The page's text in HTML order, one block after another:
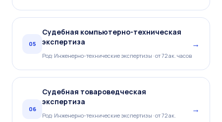
05
Судебная компьютерно-техническая
экспертиза
Род: Инженерно-технические экспертизы · от 72 ак. часов
→
06
Судебная товароведческая
экспертиза
Род: Инженерно-технические экспертизы · от 72 ак.
→